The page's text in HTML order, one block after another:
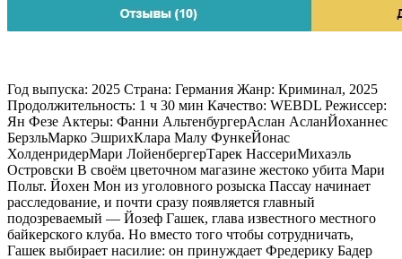
Год выпуска: 2025 Страна: Германия Жанр: Криминал, 2025
Продолжительность: 1 ч 30 мин Качество: WEBDL Режиссер:
Ян Фезе Актеры: Фанни АльтенбургерАслан АсланЙоханнес
БерзльМарко ЭшрихКлара Малу ФункеЙонас
ХолденридерМари ЛойенбергерТарек НассериМихаэль
Островски В своём цветочном магазине жестоко убита Мари
Польт. Йохен Мон из уголовного розыска Пассау начинает
расследование, и почти сразу появляется главный
подозреваемый — Йозеф Гашек, глава известного местного
байкерского клуба. Но вместо того чтобы сотрудничать,
Гашек выбирает насилие: он принуждает Фредерику Бадер